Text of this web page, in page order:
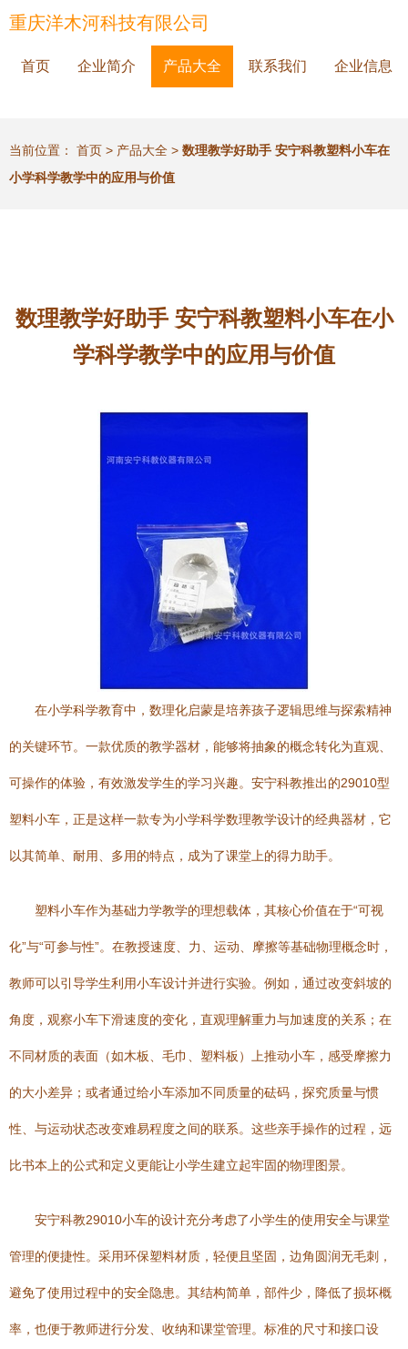
重庆洋木河科技有限公司
首页 企业简介 产品大全 联系我们 企业信息
当前位置： 首页 > 产品大全 > 数理教学好助手 安宁科教塑料小车在
小学科学教学中的应用与价值
数理教学好助手 安宁科教塑料小车在小
学科学教学中的应用与价值
在小学科学教育中，数理化启蒙是培养孩子逻辑思维与探索精神
的关键环节。一款优质的教学器材，能够将抽象的概念转化为直观、
可操作的体验，有效激发学生的学习兴趣。安宁科教推出的29010型
塑料小车，正是这样一款专为小学科学数理教学设计的经典器材，它
以其简单、耐用、多用的特点，成为了课堂上的得力助手。
塑料小车作为基础力学教学的理想载体，其核心价值在于“可视
化”与“可参与性”。在教授速度、力、运动、摩擦等基础物理概念时，
教师可以引导学生利用小车设计并进行实验。例如，通过改变斜坡的
角度，观察小车下滑速度的变化，直观理解重力与加速度的关系；在
不同材质的表面（如木板、毛巾、塑料板）上推动小车，感受摩擦力
的大小差异；或者通过给小车添加不同质量的砝码，探究质量与惯
性、与运动状态改变难易程度之间的联系。这些亲手操作的过程，远
比书本上的公式和定义更能让小学生建立起牢固的物理图景。
安宁科教29010小车的设计充分考虑了小学生的使用安全与课堂
管理的便捷性。采用环保塑料材质，轻便且坚固，边角圆润无毛刺，
避免了使用过程中的安全隐患。其结构简单，部件少，降低了损坏概
率，也便于教师进行分发、收纳和课堂管理。标准的尺寸和接口设